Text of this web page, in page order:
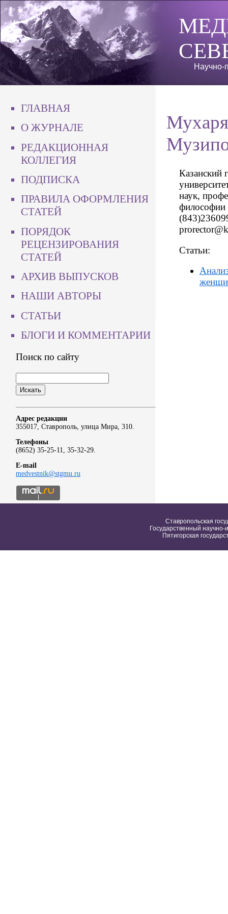
Научно-
ГЛАВНАЯ
О ЖУРНАЛЕ
РЕДАКЦИОННАЯ
КОЛЛЕГИЯ
ПОДПИСКА
ПРАВИЛА ОФОРМЛЕНИЯ
СТАТЕЙ
ПОРЯДОК
РЕЦЕНЗИРОВАНИЯ
СТАТЕЙ
АРХИВ ВЫПУСКОВ
НАШИ АВТОРЫ
СТАТЬИ
БЛОГИ И КОММЕНТАРИИ
Поиск по сайту
Адрес редакции
355017, Ставрополь, улица Мира, 310.
Телефоны
(8652) 35-25-11, 35-32-29.
E-mail
medvestnik@stgmu.ru
Казанский
наук,
философии
Статьи:
Ставропольская
Государственный научно-
Пятигорская